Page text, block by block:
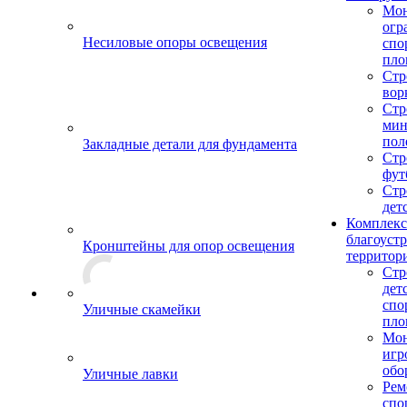
Несиловые опоры освещения
Закладные детали для фундамента
Кронштейны для опор освещения
Уличные скамейки
Уличные лавки